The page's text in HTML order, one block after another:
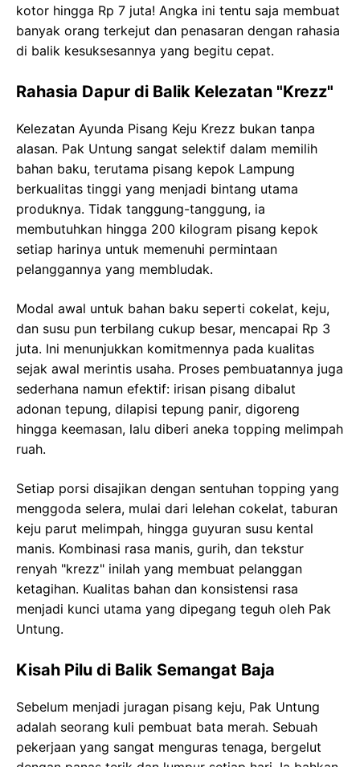
kotor hingga Rp 7 juta! Angka ini tentu saja membuat
banyak orang terkejut dan penasaran dengan rahasia
di balik kesuksesannya yang begitu cepat.
Rahasia Dapur di Balik Kelezatan "Krezz"
Kelezatan Ayunda Pisang Keju Krezz bukan tanpa
alasan. Pak Untung sangat selektif dalam memilih
bahan baku, terutama pisang kepok Lampung
berkualitas tinggi yang menjadi bintang utama
produknya. Tidak tanggung-tanggung, ia
membutuhkan hingga 200 kilogram pisang kepok
setiap harinya untuk memenuhi permintaan
pelanggannya yang membludak.
Modal awal untuk bahan baku seperti cokelat, keju,
dan susu pun terbilang cukup besar, mencapai Rp 3
juta. Ini menunjukkan komitmennya pada kualitas
sejak awal merintis usaha. Proses pembuatannya juga
sederhana namun efektif: irisan pisang dibalut
adonan tepung, dilapisi tepung panir, digoreng
hingga keemasan, lalu diberi aneka topping melimpah
ruah.
Setiap porsi disajikan dengan sentuhan topping yang
menggoda selera, mulai dari lelehan cokelat, taburan
keju parut melimpah, hingga guyuran susu kental
manis. Kombinasi rasa manis, gurih, dan tekstur
renyah "krezz" inilah yang membuat pelanggan
ketagihan. Kualitas bahan dan konsistensi rasa
menjadi kunci utama yang dipegang teguh oleh Pak
Untung.
Kisah Pilu di Balik Semangat Baja
Sebelum menjadi juragan pisang keju, Pak Untung
adalah seorang kuli pembuat bata merah. Sebuah
pekerjaan yang sangat menguras tenaga, bergelut